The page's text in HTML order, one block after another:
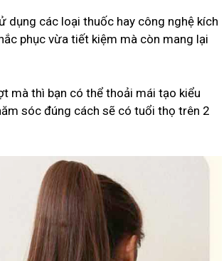
dụng các loại thuốc hay công nghệ kích
phục vừa tiết kiệm mà còn mang lại
mà thì bạn có thể thoải mái tạo kiểu
sóc đúng cách sẽ có tuổi thọ trên 2